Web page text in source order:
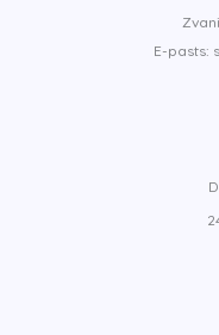
E-pasts: